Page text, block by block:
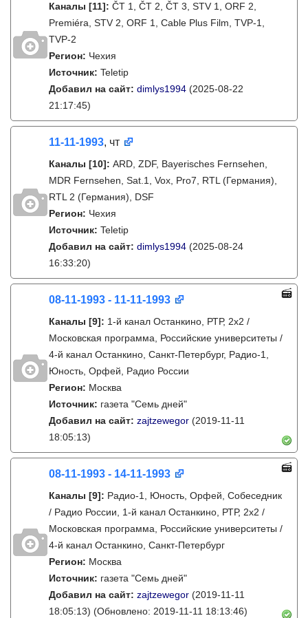
Каналы [11]: ČT 1, ČT 2, ČT 3, STV 1, ORF 2,
Premiéra, STV 2, ORF 1, Cable Plus Film, TVP-1,
TVP-2
Регион: Чехия
Источник: Teletip
Добавил на сайт: dimlys1994 (2025-08-22
21:17:45)
11-11-1993, чт
Каналы [10]: ARD, ZDF, Bayerisches Fernsehen,
MDR Fernsehen, Sat.1, Vox, Pro7, RTL (Германия),
RTL 2 (Германия), DSF
Регион: Чехия
Источник: Teletip
Добавил на сайт: dimlys1994 (2025-08-24
16:33:20)
08-11-1993 - 11-11-1993
Каналы [9]: 1-й канал Останкино, РТР, 2х2 /
Московская программа, Российские университеты /
4-й канал Останкино, Санкт-Петербург, Радио-1,
Юность, Орфей, Радио России
Регион: Москва
Источник: газета "Семь дней"
Добавил на сайт: zajtzewegor (2019-11-11
18:05:13)
08-11-1993 - 14-11-1993
Каналы [9]: Радио-1, Юность, Орфей, Собеседник
/ Радио России, 1-й канал Останкино, РТР, 2х2 /
Московская программа, Российские университеты /
4-й канал Останкино, Санкт-Петербург
Регион: Москва
Источник: газета "Семь дней"
Добавил на сайт: zajtzewegor (2019-11-11
18:05:13) (Обновлено: 2019-11-11 18:13:46)